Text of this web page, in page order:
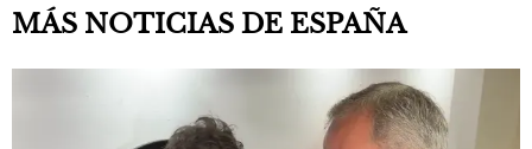
MÁS NOTICIAS DE ESPAÑA